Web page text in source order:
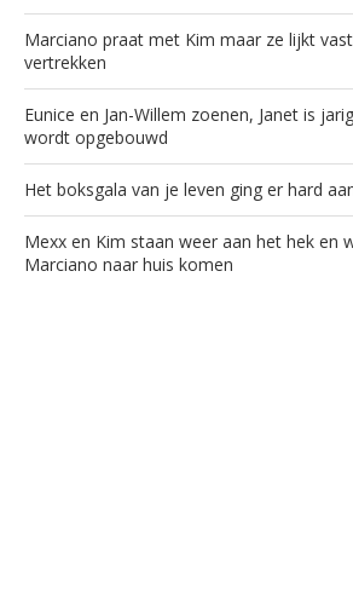
Marciano praat met Kim maar ze lijkt
vertrekken
Eunice en Jan-Willem zoenen, Janet is
wordt opgebouwd
Het boksgala van je leven ging er hard
Mexx en Kim staan weer aan het hek en
Marciano naar huis komen